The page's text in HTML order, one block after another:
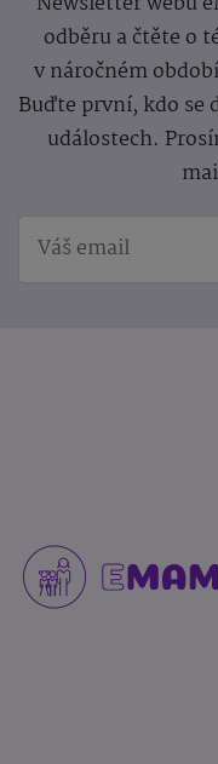
odběru a čtěte o
v náročném
Buďte první, kdo se
událostech.